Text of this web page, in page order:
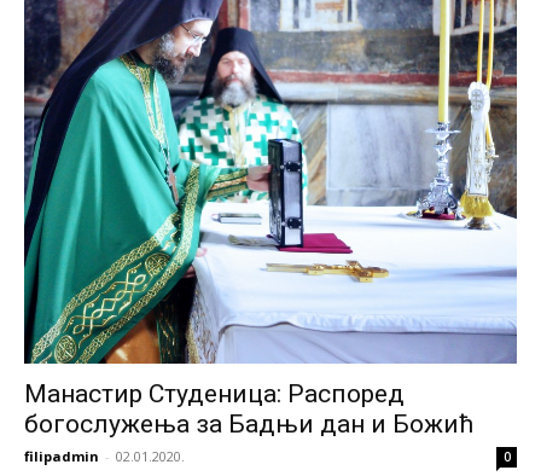
Манастир Студеница: Распоред
богослужења за Бадњи дан и Божић
filipadmin - 02.01.2020. 0